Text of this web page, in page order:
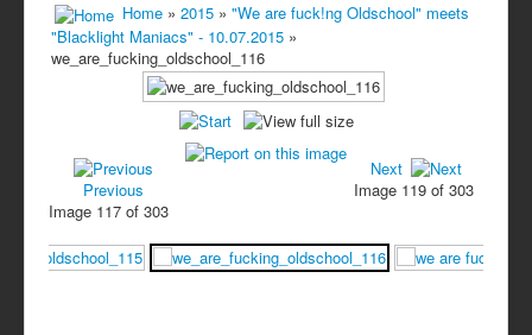
Home » 2015 » "We are fuck!ng Oldschool" meets
"Blacklight Maniacs" - 10.07.2015 »
we_are_fucking_oldschool_116
Previous
Image 117 of 303
Next
Image 119 of 303